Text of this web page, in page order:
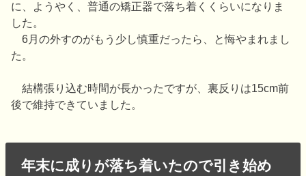
に、ようやく、普通の矯正器で落ち着くくらいになりま
した。
6月の外すのがもう少し慎重だったら、と悔やまれまし
た。
結構張り込む時間が長かったですが、裏反りは15cm前
後で維持できていました。
年末に成りが落ち着いたので引き始め